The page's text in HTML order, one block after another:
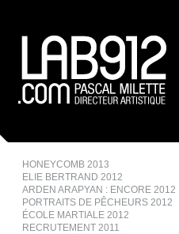
HONEYCOMB 2013
ELIE BERTRAND 2012
ARDEN ARAPYAN : ENCORE 2012
PORTRAITS DE PÊCHEURS 2012
ÉCOLE MARTIALE 2012
RECRUTEMENT 2011